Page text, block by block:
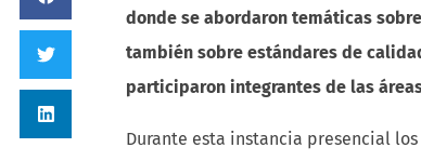
donde se abordaron temáticas
también sobre estándares de
participaron integrantes de las
Durante esta instancia presencial